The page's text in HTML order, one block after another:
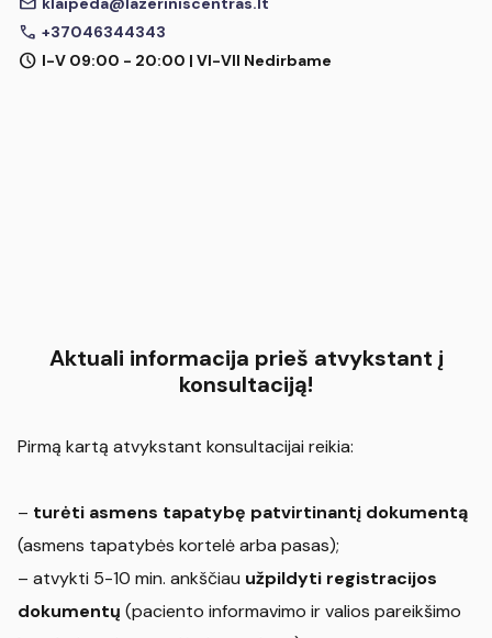
call +37046344343
schedule I-V 09:00 - 20:00 | VI-VII Nedirbame
Aktuali informacija prieš atvykstant į
konsultaciją!
Pirmą kartą atvykstant konsultacijai reikia:
– turėti asmens tapatybę patvirtinantį dokumentą
(asmens tapatybės kortelė arba pasas);
– atvykti 5-10 min. ankščiau užpildyti registracijos
dokumentų (paciento informavimo ir valios pareikšimo